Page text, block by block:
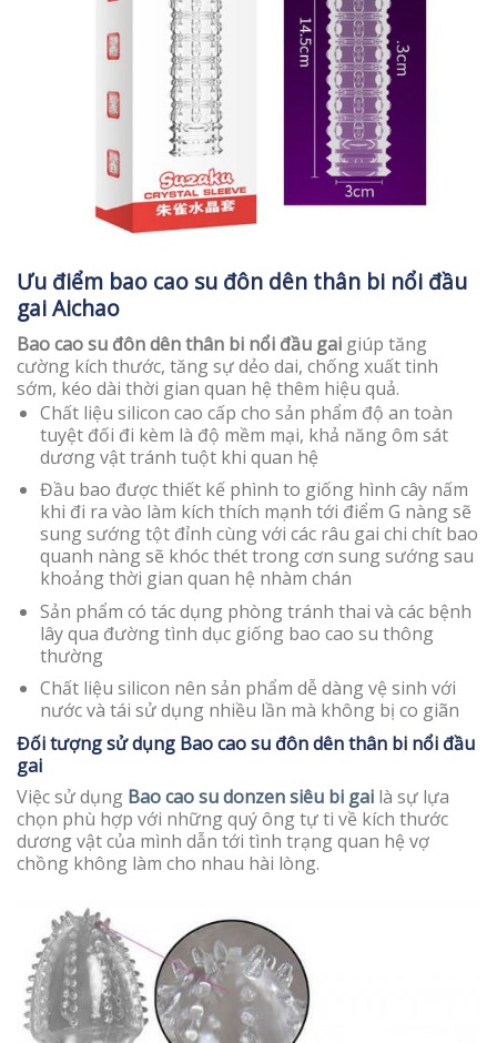
Ưu điểm bao cao su đôn dên thân bi nổi đầu
gai Aichao
Bao cao su đôn dên thân bi nổi đầu gai giúp tăng
cường kích thước, tăng sự dẻo dai, chống xuất tinh
sớm, kéo dài thời gian quan hệ thêm hiệu quả.
Chất liệu silicon cao cấp cho sản phẩm độ an toàn
tuyệt đối đi kèm là độ mềm mại, khả năng ôm sát
dương vật tránh tuột khi quan hệ
Đầu bao được thiết kế phình to giống hình cây nấm
khi đi ra vào làm kích thích mạnh tới điểm G nàng sẽ
sung sướng tột đỉnh cùng với các râu gai chi chít bao
quanh nàng sẽ khóc thét trong cơn sung sướng sau
khoảng thời gian quan hệ nhàm chán
Sản phẩm có tác dụng phòng tránh thai và các bệnh
lây qua đường tình dục giống bao cao su thông
thường
Chất liệu silicon nên sản phẩm dễ dàng vệ sinh với
nước và tái sử dụng nhiều lần mà không bị co giãn
Đối tượng sử dụng Bao cao su đôn dên thân bi nổi đầu
gai
Việc sử dụng Bao cao su donzen siêu bi gai là sự lựa
chọn phù hợp với những quý ông tự ti về kích thước
dương vật của mình dẫn tới tình trạng quan hệ vợ
chồng không làm cho nhau hài lòng.